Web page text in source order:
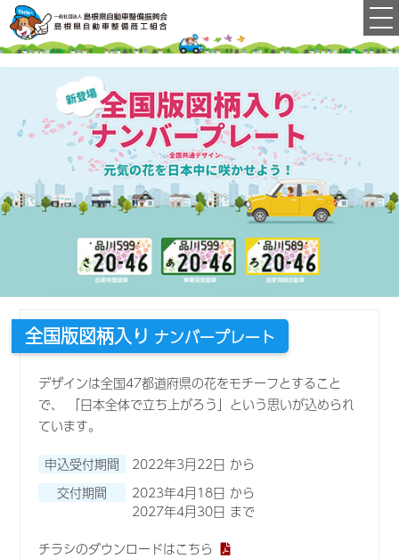
全国版図柄入り
デザインは全国47都道府県の花をモチーフとすること
で、 「日本全体で立ち上がろう」という思いが込められ
ています。
申込受付期間
2022年3月22日 から
交付期間
2023年4月18日 から
2027年4月30日 まで
チラシのダウンロードはこちら